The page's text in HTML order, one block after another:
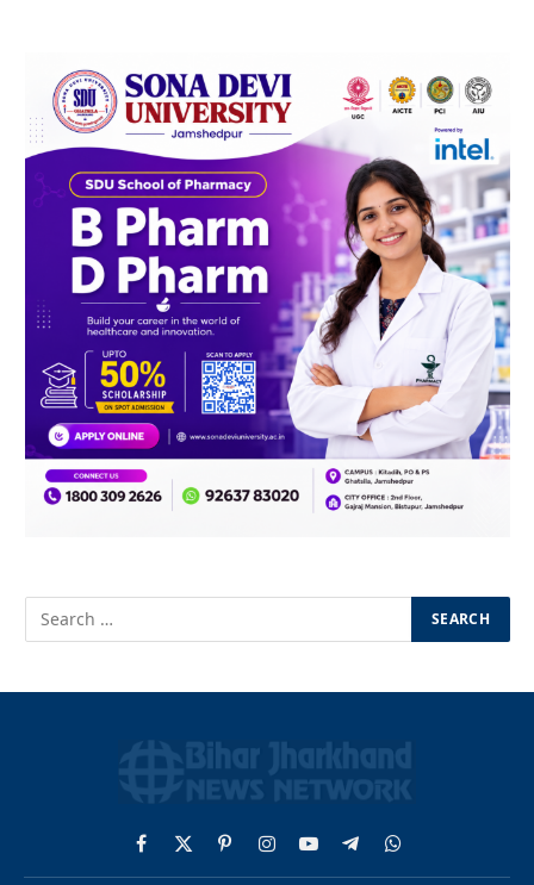
Facebook
X
(Twitter)
PinterestInstagram
YouTubeTelegramWhatsApp